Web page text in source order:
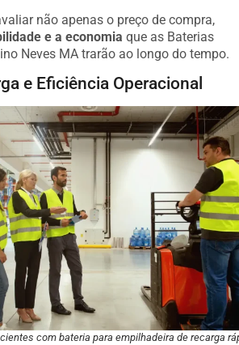
não apenas o preço de compra,
e a economia que as Baterias
Neves MA trarão ao longo do tempo.
e Eficiência Operacional
com bateria para empilhadeira de recarga